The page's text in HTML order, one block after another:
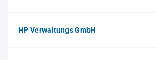
HP Verwaltungs GmbH